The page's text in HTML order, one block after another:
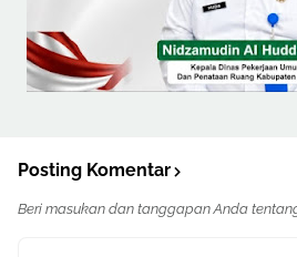
Posting Komentar
Beri masukan dan tanggapan Anda